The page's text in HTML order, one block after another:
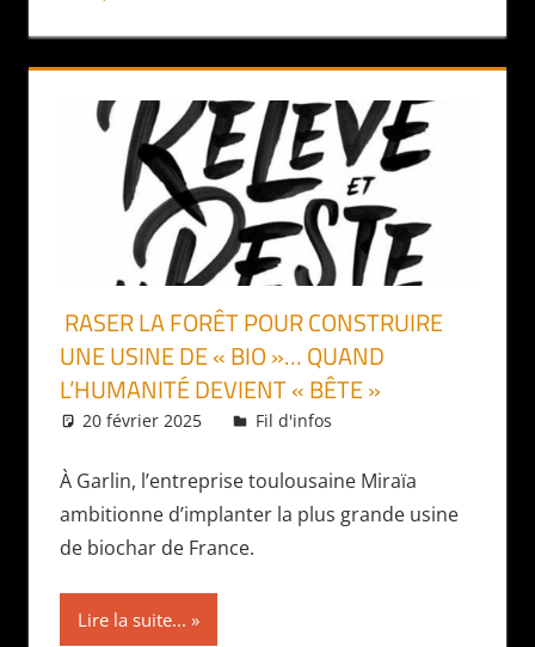
RASER LA FORÊT POUR CONSTRUIRE
UNE USINE DE « BIO »… QUAND
L’HUMANITÉ DEVIENT « BÊTE »
20 février 2025 Daniel
Fil d'infos
À Garlin, l’entreprise toulousaine Miraïa
ambitionne d’implanter la plus grande usine
de biochar de France.
Lire la suite...